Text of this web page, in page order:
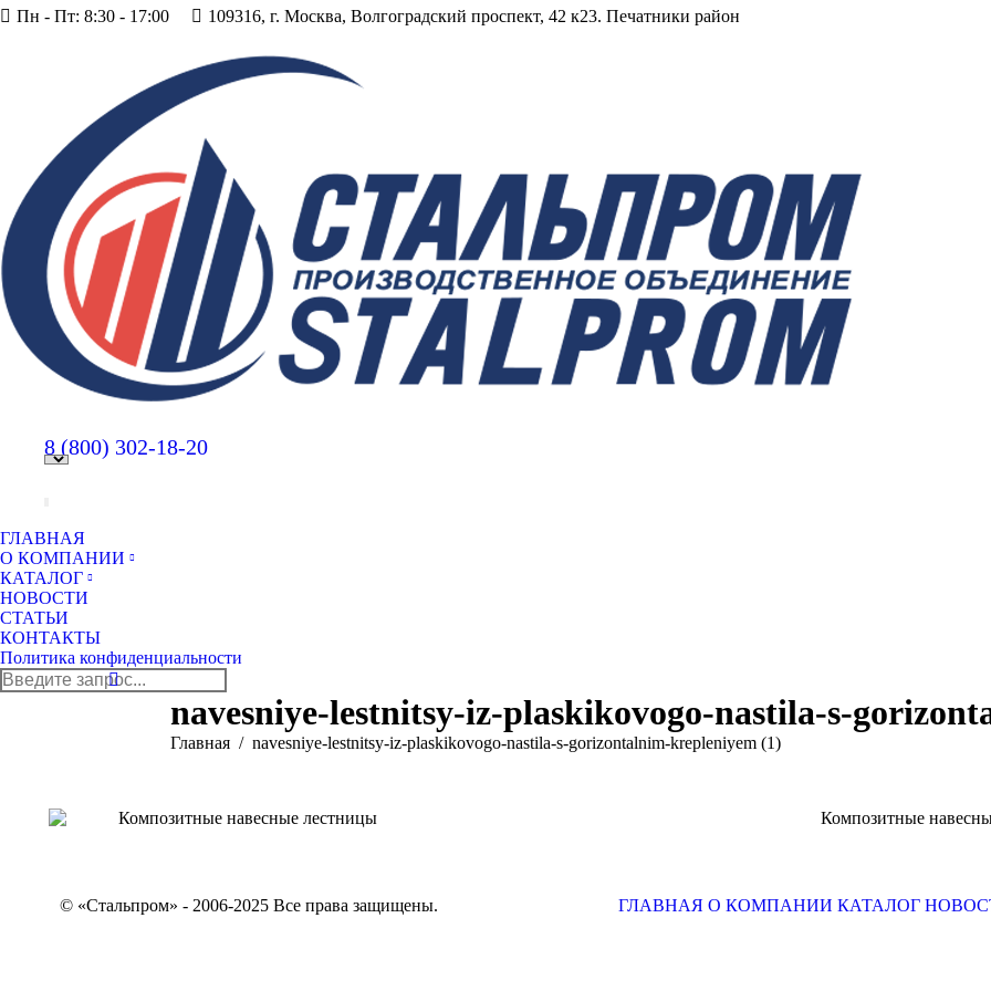
Пн - Пт: 8:30 - 17:00 109316, г. Москва, Волгоградский проспект, 42 к23. Печатники район
8 (800) 302-18-20
ГЛАВНАЯ
О КОМПАНИИ
КАТАЛОГ
НОВОСТИ
СТАТЬИ
КОНТАКТЫ
Политика конфиденциальности
Поиск:
navesniye-lestnitsy-iz-plaskikovogo-nastila-s-
Вы здесь:
Главная navesniye-lestnitsy-iz-plaskikovogo-nastila-s-gorizontalnim-krepleniyem (1)
Композитные
© «Стальпром» - 2006-2025 Все права защищены. ГЛАВНАЯ О КОМПАНИИ КАТАЛОГ